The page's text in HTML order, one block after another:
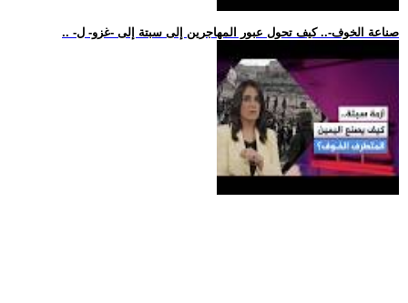
.. -صناعة الخوف-.. كيف تحول عبور المهاجرين إلى سبتة إلى -غزو- ل